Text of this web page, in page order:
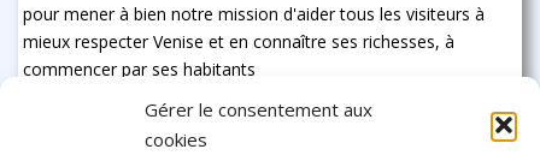
Gérer le consentement aux
cookies
pour mener à bien notre mission d'aider tous les visiteurs à
mieux respecter Venise et en connaître ses richesses, à
commencer par ses habitants